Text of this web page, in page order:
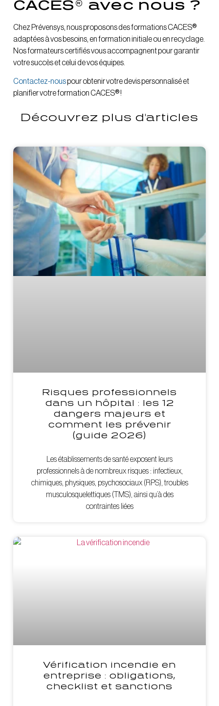
CACES® avec nous ?
Chez Prévensys, nous proposons des formations CACES®
adaptées à vos besoins, en formation initiale ou en recyclage.
Nos formateurs certifiés vous accompagnent pour garantir
votre succès et celui de vos équipes.
Contactez-nouspour obtenir votre devis personnalisé et
planifier votre formation CACES® !
Découvrez plus d'articles
Risques professionnels
dans un hôpital : les 12
dangers majeurs et
comment les prévenir
(guide 2026)
Les établissements de santé exposent leurs
professionnels à de nombreux risques : infectieux,
chimiques, physiques, psychosociaux (RPS), troubles
musculosquelettiques (TMS), ainsi qu’à des
contraintes liées
Vérification incendie en
entreprise : obligations,
checklist et sanctions